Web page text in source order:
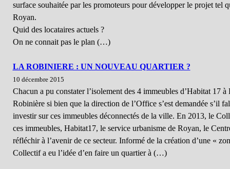
surface souhaitée par les promoteurs pour développer le projet tel
Royan.
Quid des locataires actuels ?
On ne connait pas le plan (…)
LA ROBINIERE : UN NOUVEAU QUARTIER ?
10 décembre 2015
Chacun a pu constater l’isolement des 4 immeubles d’Habitat 17 à
Robinière si bien que la direction de l’Office s’est demandée s’il
investir sur ces immeubles déconnectés de la ville. En 2013, le
ces immeubles, Habitat17, le service urbanisme de Royan, le
réfléchir à l’avenir de ce secteur. Informé de la création d’une «
Collectif a eu l’idée d’en faire un quartier à (…)